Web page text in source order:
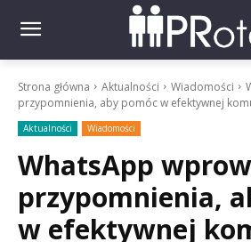
Strona główna Aktualności Wiadomości
przypomnienia, aby pomóc w efektywnej
Aktualności Wiadomości
WhatsApp
przypomnienia,
w efektywnej